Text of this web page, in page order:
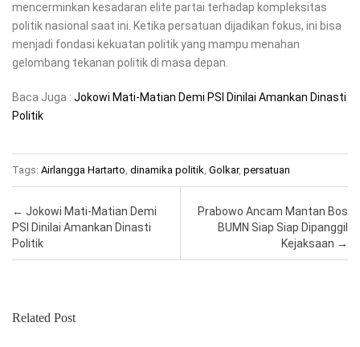
mencerminkan kesadaran elite partai terhadap kompleksitas
politik nasional saat ini. Ketika persatuan dijadikan fokus, ini bisa
menjadi fondasi kekuatan politik yang mampu menahan
gelombang tekanan politik di masa depan.
Baca Juga : Jokowi Mati-Matian Demi PSI Dinilai Amankan Dinasti
Politik
Tags: Airlangga Hartarto, dinamika politik, Golkar, persatuan
Post navigation
← Jokowi Mati-Matian Demi
PSI Dinilai Amankan Dinasti
Politik
Prabowo Ancam Mantan Bos
BUMN Siap Siap Dipanggil
Kejaksaan →
Related Post